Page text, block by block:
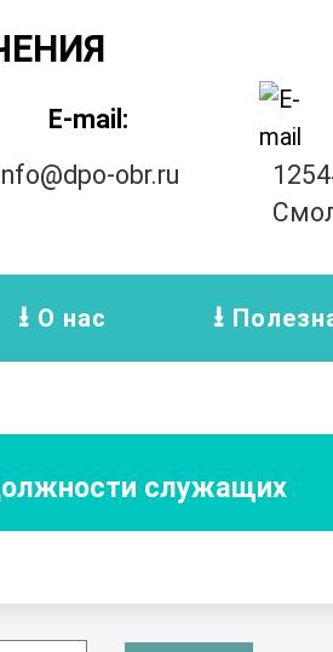
E-mail:
obr.ru
О нас
служащих